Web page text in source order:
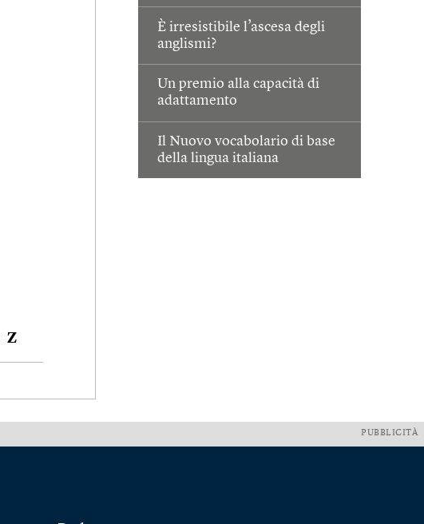
È irresistibile l’ascesa degli
anglismi?
Un premio alla capacità di
adattamento
Il Nuovo vocabolario di base
della lingua italiana
Z
PUBBLICITÀ